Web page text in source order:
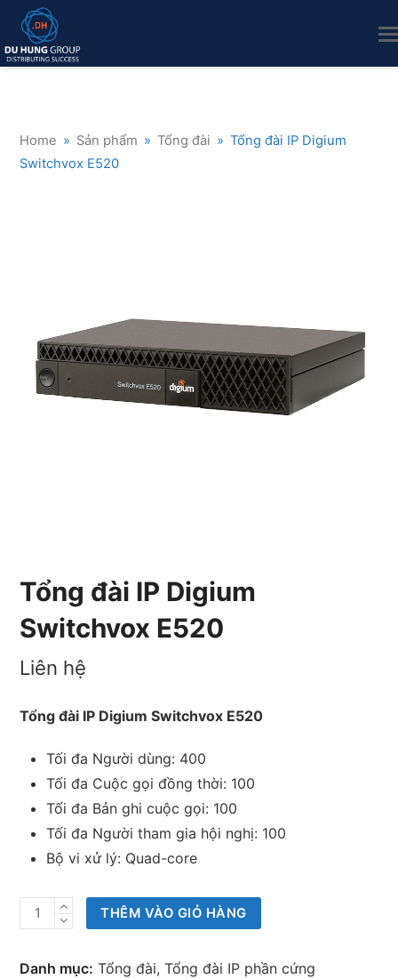
Home » Sản phẩm » Tổng đài » Tổng đài IP Digium
Switchvox E520
Tổng đài IP Digium
Switchvox E520
Liên hệ
Tổng đài IP Digium Switchvox E520
Tối đa Người dùng: 400
Tối đa Cuộc gọi đồng thời: 100
Tối đa Bản ghi cuộc gọi: 100
Tối đa Người tham gia hội nghị: 100
Bộ vi xử lý: Quad-core
Tổng
đài
IP
THÊM VÀO GIỎ HÀNG
Danh mục: Tổng đài,Tổng đài IP phần cứng